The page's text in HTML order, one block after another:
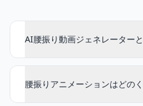
AI腰振り動画ジェネレーター
腰振りアニメーションはどの